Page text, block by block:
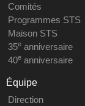
Comités
Programmes STS
Maison STS
35eanniversaire
40eanniversaire
Équipe
Direction